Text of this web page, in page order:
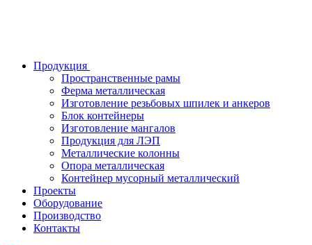
Продукция
Пространственные рамы
Ферма металлическая
Изготовление резьбовых шпилек и анкеров
Блок контейнеры
Изготовление мангалов
Продукция для ЛЭП
Металлические колонны
Опора металлическая
Контейнер мусорный металлический
Проекты
Оборудование
Производство
Контакты